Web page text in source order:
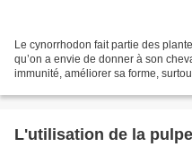
Le cynorrhodon fait partie des
qu’on a envie de donner à son
immunité, améliorer sa forme,
L'utilisation de la